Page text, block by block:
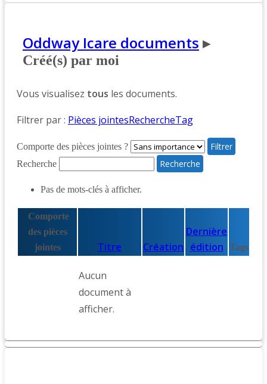
Oddway Icare documents ▸
Créé(s) par moi
Vous visualisez tous les documents.
Filtrer par : Pièces jointesRechercheTag
Comporte des pièces jointes ?
Recherche
Pas de mots-clés à afficher.
Comporte
des pièces
jointes
Titre Création
Dernière
édition
Tags
Aucun
document à
afficher.